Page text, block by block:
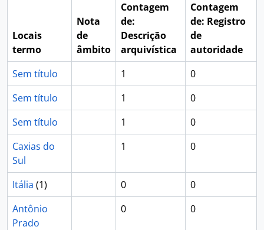
Locais
termo
Nota
de
âmbito
Contagem
de:
Descrição
arquivística
Contagem
de: Registro
de
autoridade
Sem título
1
0
Sem título
1
0
Sem título
1
0
Caxias do
Sul
1 0
Itália (1) 0
0
Antônio
Prado
0 0